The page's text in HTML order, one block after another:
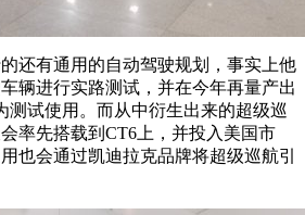
还有通用的自动驾驶规划，事实上他
辆进行实路测试，并在今年再量产出
测试使用。而从中衍生出来的超级巡
率先搭载到CT6上，并投入美国市
也会通过凯迪拉克品牌将超级巡航引